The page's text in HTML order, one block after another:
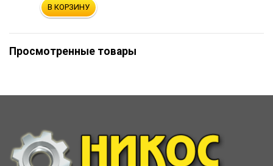
В КОРЗИНУ
Просмотренные товары